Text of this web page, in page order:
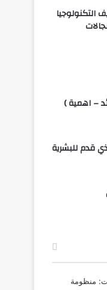
التكنولوجيا
– اهمية )
قدم للبشرية